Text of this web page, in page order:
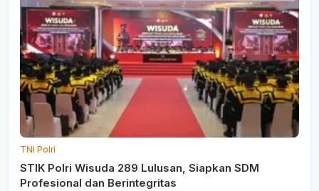
TNI Polri
STIK Polri Wisuda 289 Lulusan, Siapkan SDM
Profesional dan Berintegritas